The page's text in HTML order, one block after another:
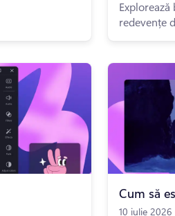
redevențe
Cum să
10 iulie 2026